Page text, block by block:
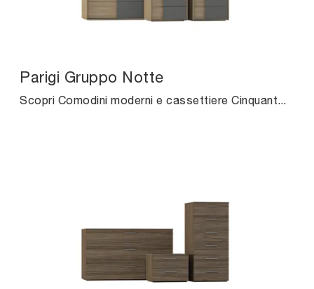
Parigi Gruppo Notte
Scopri Comodini moderni e cassettiere Cinquanta3! Il modello Parigi Gruppo Notte costruito in melaminico è l'acquisto perfetto.